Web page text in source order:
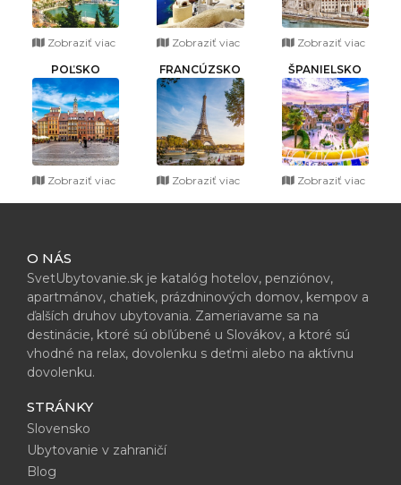
Zobraziť viac Zobraziť viac Zobraziť viac
POĽSKO
Zobraziť viac
FRANCÚZSKO
Zobraziť viac
ŠPANIELSKO
Zobraziť viac
O NÁS
SvetUbytovanie.sk je katalóg hotelov, penziónov,
apartmánov, chatiek, prázdninových domov, kempov a
ďalších druhov ubytovania. Zameriavame sa na
destinácie, ktoré sú obľúbené u Slovákov, a ktoré sú
vhodné na relax, dovolenku s deťmi alebo na aktívnu
dovolenku.
STRÁNKY
Slovensko
Ubytovanie v zahraničí
Blog